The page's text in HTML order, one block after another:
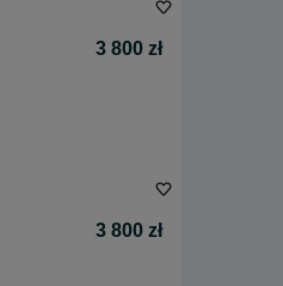
3 800 zł
3 800 zł